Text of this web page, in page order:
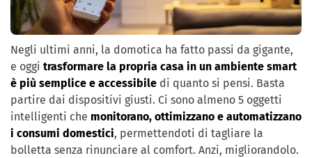
Negli ultimi anni, la domotica ha fatto passi da gigante,
e oggi trasformare la propria casa in un ambiente smart
è più semplice e accessibile di quanto si pensi. Basta
partire dai dispositivi giusti. Ci sono almeno 5 oggetti
intelligenti che monitorano, ottimizzano e automatizzano
i consumi domestici, permettendoti di tagliare la
bolletta senza rinunciare al comfort. Anzi, migliorandolo.